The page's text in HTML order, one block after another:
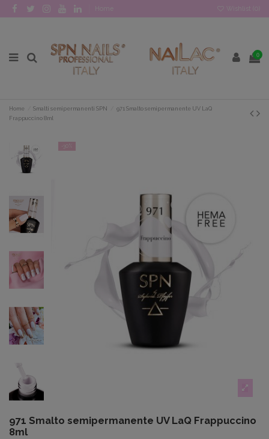
Home Wishlist (
0
Home Smalti semipermanenti SPN
971 Smalto semipermanente UV LaQ
Frappuccino 8ml
-30%
971 Smalto semipermanente UV LaQ Frappuccino
8ml